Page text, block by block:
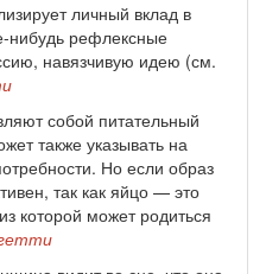
личный вклад в
нибудь рефлексные
навязчивую идею (см.
собой питательный
также указывать на
Но если образ
так как яйцо — это
которой может родиться